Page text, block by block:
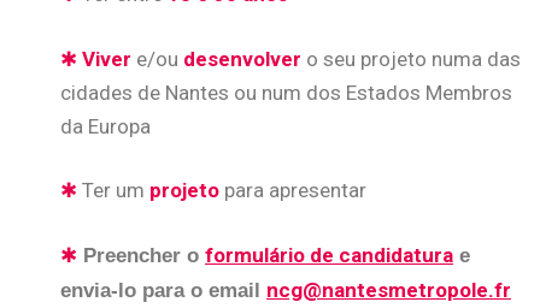
✱ Viver e/ou desenvolver o seu projeto numa das
cidades de Nantes ou num dos Estados Membros
da Europa
✱ Ter um projeto para apresentar
✱ Preencher o formulário de candidatura e
envia-lo para o email ncg@nantesmetropole.fr